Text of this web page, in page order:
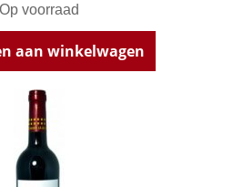
Op voorraad
aan winkelwagen